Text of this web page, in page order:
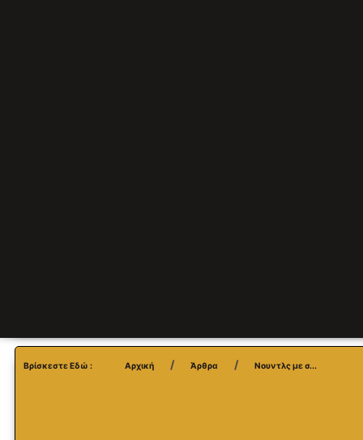
Βρίσκεστε Εδώ : Αρχική Άρθρα Νουντλς με σ...